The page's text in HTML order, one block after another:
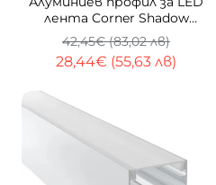
лента Corner Shadow
Trimless | 3 метра |
Скрит монтаж
28,44€ (55,63 лв)
42,45€ (83,02 лв)